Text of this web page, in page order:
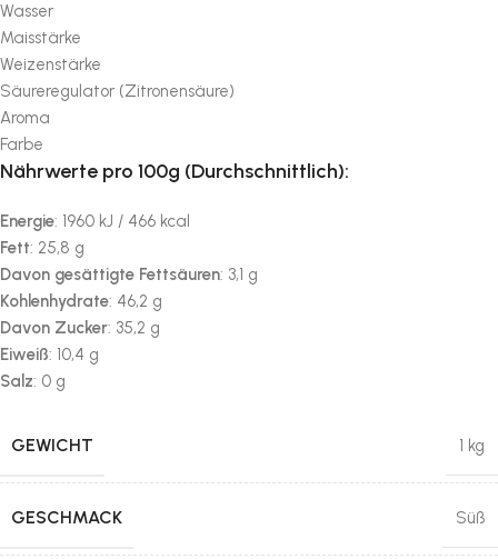
Wasser
Maisstärke
Weizenstärke
Säureregulator (Zitronensäure)
Aroma
Farbe
Nährwerte pro 100g (Durchschnittlich):
Energie: 1960 kJ / 466 kcal
Fett: 25,8 g
Davon gesättigte Fettsäuren: 3,1 g
Kohlenhydrate: 46,2 g
Davon Zucker: 35,2 g
Eiweiß: 10,4 g
Salz: 0 g
GEWICHT 1 kg
GESCHMACK Süß